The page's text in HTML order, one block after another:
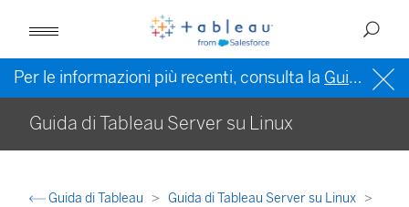
Per le informazioni più recenti, consulta la Guida di Tableau in inglese (Stati Uniti)
Guida di Tableau Server su Linux
Guida di Tableau
Guida di Tableau Server su Linux